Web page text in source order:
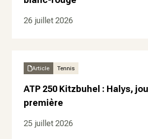
26 juillet 2026
Article Tennis
ATP 250 Kitzbuhel : Halys,
première
25 juillet 2026